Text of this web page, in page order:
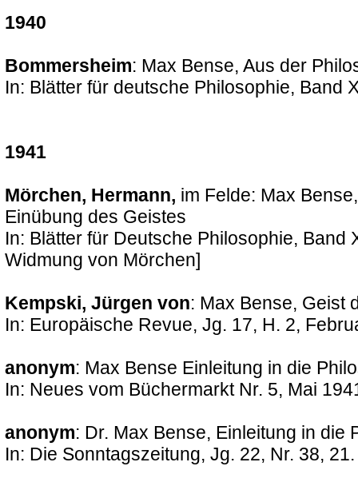
1940
Bommersheim: Max Bense, Aus der
In: Blätter für deutsche Philosophie, Band
1941
Mörchen, Hermann, im Felde: Max
Einübung des Geistes
In: Blätter für Deutsche Philosophie, Band
Widmung von Mörchen]
Kempski, Jürgen von: Max Bense, Geist
In: Europäische Revue, Jg. 17, H. 2,
anonym: Max Bense Einleitung in die
In: Neues vom Büchermarkt Nr. 5, Mai
anonym: Dr. Max Bense, Einleitung in die
In: Die Sonntagszeitung, Jg. 22, Nr. 38,